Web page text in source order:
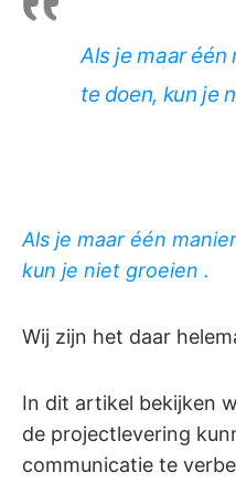
Als je maar één
te doen, kun je
Als je maar één
kun je niet groeien .
Wij zijn het daar
In dit artikel bekijken
de projectlevering
communicatie te